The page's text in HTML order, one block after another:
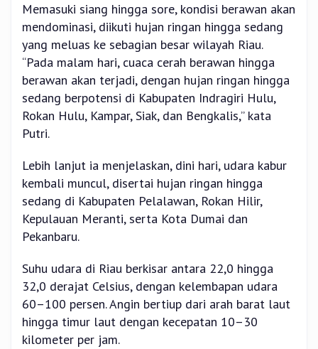
Memasuki siang hingga sore, kondisi berawan akan
mendominasi, diikuti hujan ringan hingga sedang
yang meluas ke sebagian besar wilayah Riau.
“Pada malam hari, cuaca cerah berawan hingga
berawan akan terjadi, dengan hujan ringan hingga
sedang berpotensi di Kabupaten Indragiri Hulu,
Rokan Hulu, Kampar, Siak, dan Bengkalis,” kata
Putri.
Lebih lanjut ia menjelaskan, dini hari, udara kabur
kembali muncul, disertai hujan ringan hingga
sedang di Kabupaten Pelalawan, Rokan Hilir,
Kepulauan Meranti, serta Kota Dumai dan
Pekanbaru.
Suhu udara di Riau berkisar antara 22,0 hingga
32,0 derajat Celsius, dengan kelembapan udara
60–100 persen. Angin bertiup dari arah barat laut
hingga timur laut dengan kecepatan 10–30
kilometer per jam.